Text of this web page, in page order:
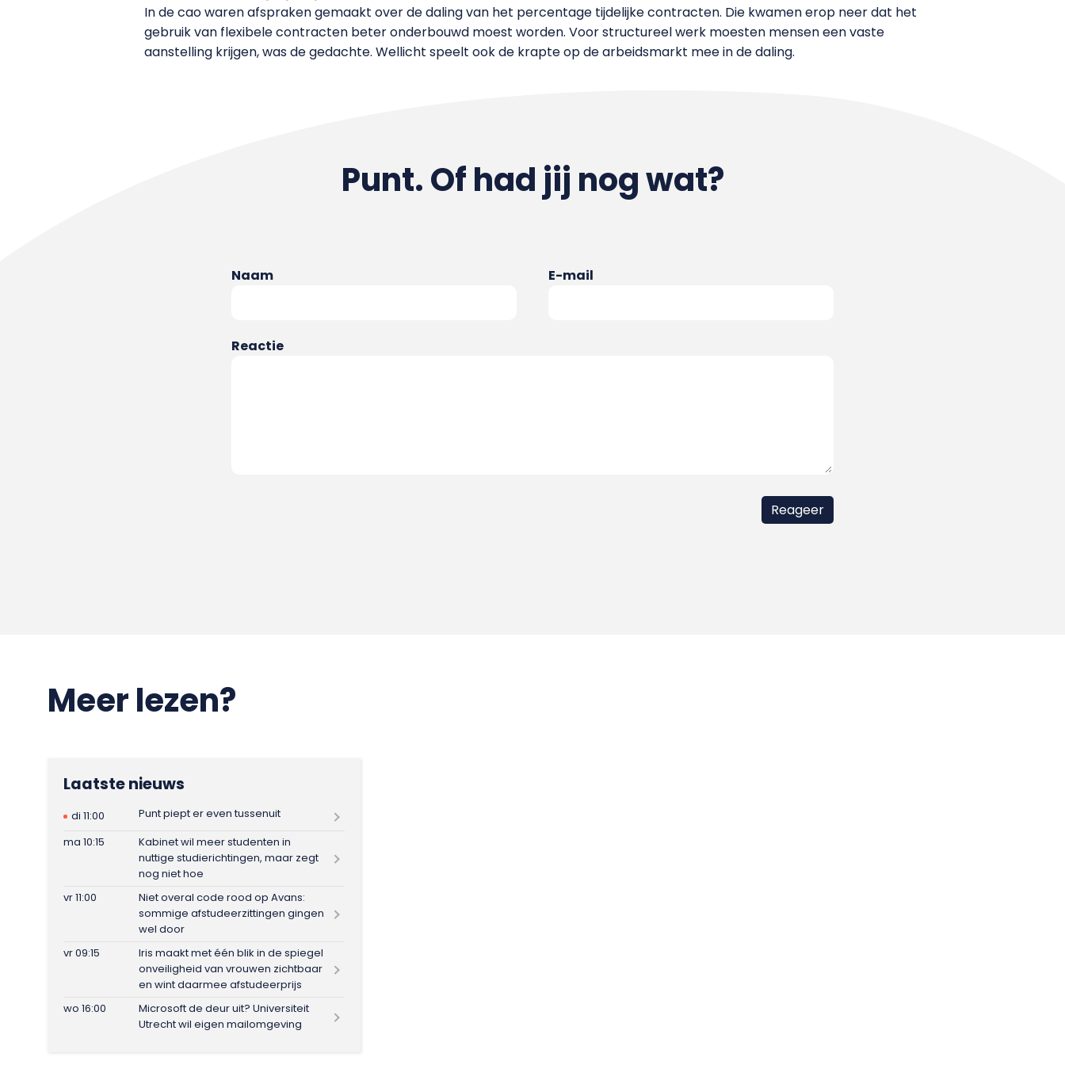
In de cao waren afspraken gemaakt over de daling van het percentage tijdelijke contracten. Die kwamen erop neer dat het
gebruik van flexibele contracten beter onderbouwd moest worden. Voor structureel werk moesten mensen een vaste
aanstelling krijgen, was de gedachte. Wellicht speelt ook de krapte op de arbeidsmarkt mee in de daling.
Punt. Of had jij nog wat?
Naam E-mail
Reactie
Meer lezen?
Laatste nieuws
di 11:00
Punt piept er even tussenuit
ma 10:15
Kabinet wil meer studenten in
nuttige studierichtingen, maar zegt
nog niet hoe
vr 11:00
Niet overal code rood op Avans:
sommige afstudeerzittingen gingen
wel door
vr 09:15
Iris maakt met één blik in de spiegel
onveiligheid van vrouwen zichtbaar
en wint daarmee afstudeerprijs
wo 16:00
Microsoft de deur uit? Universiteit
Utrecht wil eigen mailomgeving